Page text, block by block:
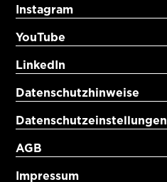
Instagram
YouTube
LinkedIn
Datenschutzhinweise
Datenschutzeinstellungen
AGB
Impressum